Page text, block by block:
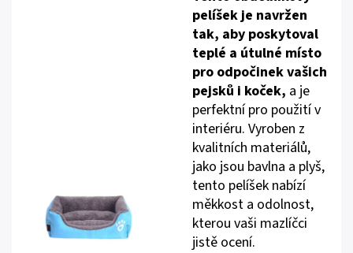
pelíšek je navržen
tak, aby poskytoval
teplé a útulné místo
pro odpočinek vašich
pejsků i koček, a je
perfektní pro použití v
interiéru. Vyroben z
kvalitních materiálů,
jako jsou bavlna a plyš,
tento pelíšek nabízí
měkkost a odolnost,
kterou vaši mazlíčci
jistě ocení.